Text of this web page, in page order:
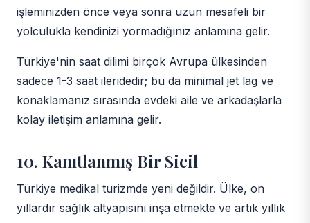
işleminizden önce veya sonra uzun mesafeli bir
yolculukla kendinizi yormadığınız anlamına gelir.
Türkiye'nin saat dilimi birçok Avrupa ülkesinden
sadece 1-3 saat ileridedir; bu da minimal jet lag ve
konaklamanız sırasında evdeki aile ve arkadaşlarla
kolay iletişim anlamına gelir.
10. Kanıtlanmış Bir Sicil
Türkiye medikal turizmde yeni değildir. Ülke, on
yıllardır sağlık altyapısını inşa etmekte ve artık yıllık